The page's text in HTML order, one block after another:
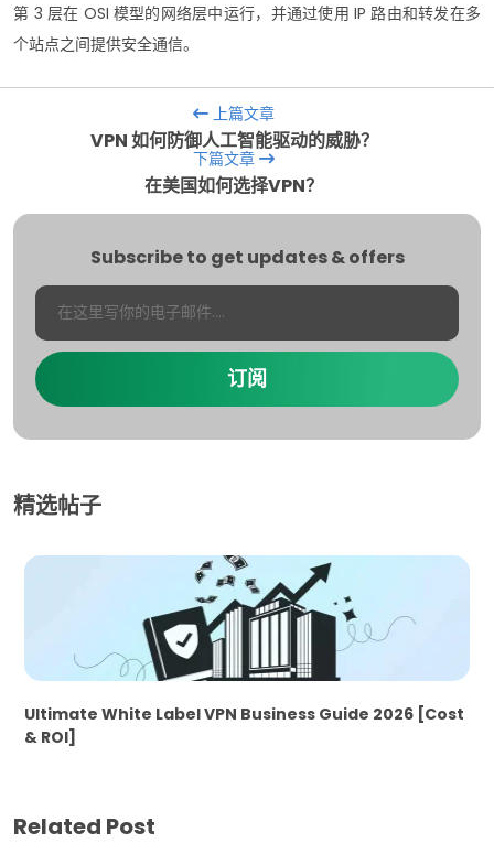
第 3 层在 OSI 模型的网络层中运行，并通过使用 IP 路由和转发在多
个站点之间提供安全通信。
上篇文章
VPN 如何防御人工智能驱动的威胁？
下篇文章
在美国如何选择VPN？
Subscribe to get updates & offers
订阅
精选帖子
Ultimate White Label VPN Business Guide 2026 [Cost
& ROI]
Related Post